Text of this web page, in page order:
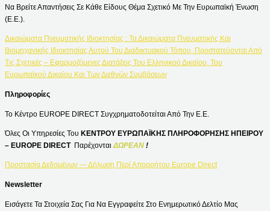
Να Βρείτε Απαντήσεις Σε Κάθε Είδους Θέμα Σχετικό Με Την Ευρωπαϊκή Ένωση
(Ε.Ε.).
Δικαιώματα Πνευματικής Ιδιοκτησίας : Τα Δικαιώματα Πνευματικής Και
Βιομηχανικής Ιδιοκτησίας Αυτού Του Διαδικτυακού Τόπου, Προστατεύονται Από
Τις Σχετικές – Εφαρμοζόμενες Διατάξεις Του Ελληνικού Δικαίου, Του
Ευρωπαϊκού Δικαίου Και Των Διεθνών Συμβάσεων
Πληροφορίες
Το Κέντρο EUROPE DIRECT Συγχρηματοδοτείται Από Την Ε.Ε.
Όλες Οι Υπηρεσίες Του ΚΕΝΤΡΟΥ ΕΥΡΩΠΑΪΚΗΣ ΠΛΗΡΟΦΟΡΗΣΗΣ ΗΠΕΙΡΟΥ
– EUROPE DIRECT Παρέχονται ΔΩΡΕΑΝ !
Προστασία Δεδομένων — Δήλωση Περί Απορρήτου Europe Direct
Newsletter
Εισάγετε Τα Στοιχεία Σας Για Να Εγγραφείτε Στο Ενημερωτικό Δελτίο Μας